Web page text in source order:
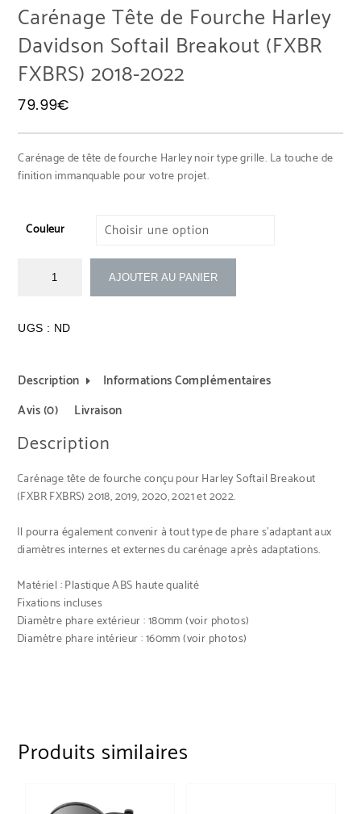
Carénage Tête de Fourche Harley
Davidson Softail Breakout (FXBR
FXBRS) 2018-2022
79.99€
Carénage de tête de fourche Harley noir type grille. La touche de
finition immanquable pour votre projet.
Couleur
AJOUTER AU PANIER
UGS : ND
Description
Informations Complémentaires
Avis (0)
Livraison
Description
Carénage tête de fourche conçu pour Harley Softail Breakout
(FXBR FXBRS) 2018, 2019, 2020, 2021 et 2022.
Il pourra également convenir à tout type de phare s’adaptant aux
diamètres internes et externes du carénage après adaptations.
Matériel : Plastique ABS haute qualité
Fixations incluses
Diamètre phare extérieur : 180mm (voir photos)
Diamètre phare intérieur : 160mm (voir photos)
Produits similaires